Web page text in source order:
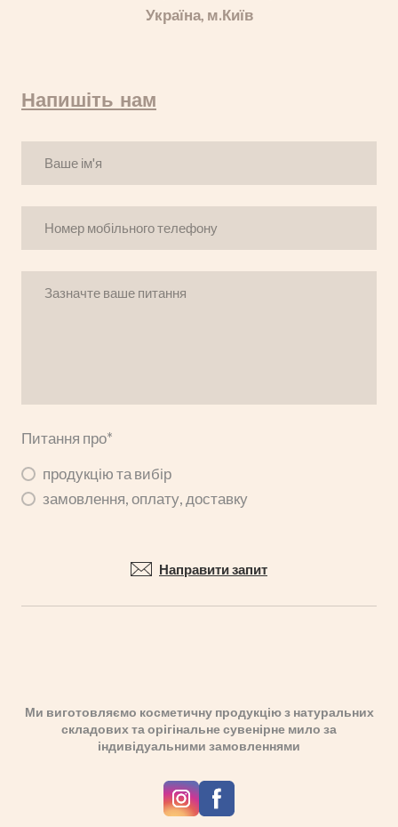
Україна, м.Київ
Напишіть нам
Питання про*
продукцію та вибір
замовлення, оплату, доставку
Направити запит
Ми виготовляємо косметичну продукцію з натуральних
складових та орігінальне сувенірне мило за
індивідуальними замовленнями